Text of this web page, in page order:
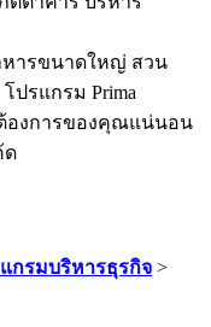
หารขนาดใหญ่ สวน
ปรแกรม Prima
องการของคุณแน่นอน
ด
กรมบริหารธุรกิจ >